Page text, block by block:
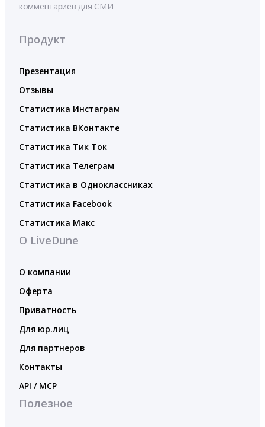
комментариев для СМИ
Продукт
Презентация
Отзывы
Статистика Инстаграм
Статистика ВКонтакте
Статистика Тик Ток
Статистика Телеграм
Статистика в Одноклассниках
Статистика Facebook
Статистика Макс
О LiveDune
О компании
Оферта
Приватность
Для юр.лиц
Для партнеров
Контакты
API / MCP
Полезное